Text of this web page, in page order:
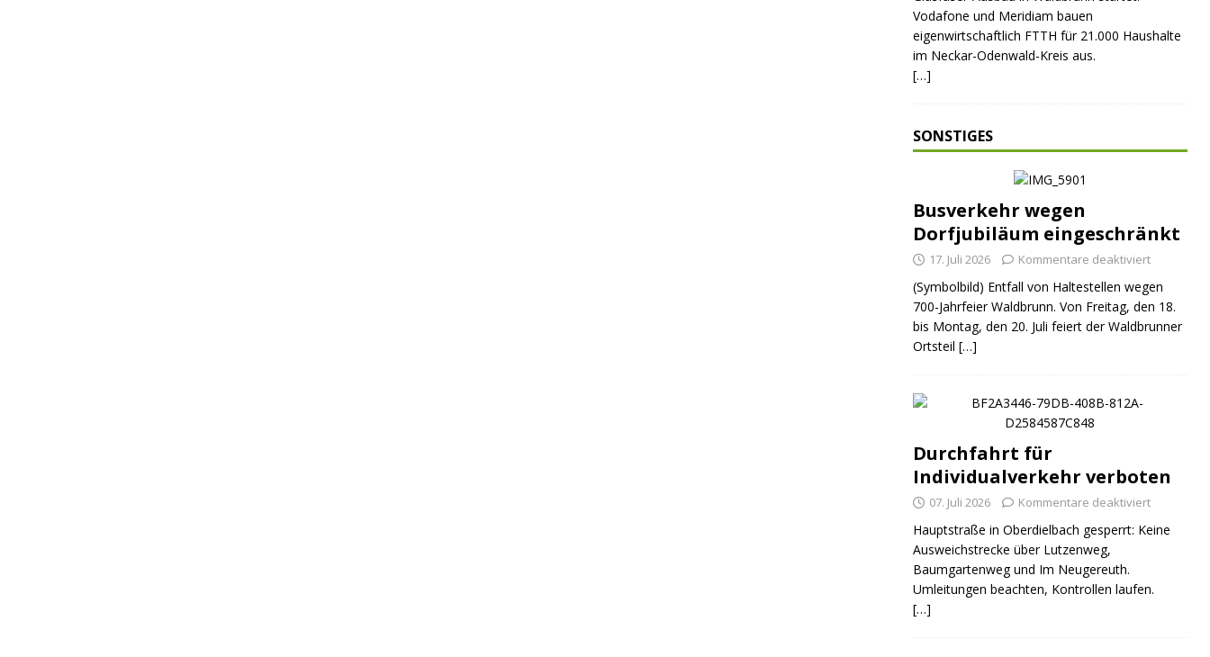
Vodafone und Meridiam bauen
eigenwirtschaftlich FTTH für 21.000 Haushalte
im Neckar-Odenwald-Kreis aus.
[…]
SONSTIGES
Busverkehr wegen
Dorfjubiläum eingeschränkt
17. Juli 2026 Kommentare deaktiviert
(Symbolbild) Entfall von Haltestellen wegen
700-Jahrfeier Waldbrunn. Von Freitag, den 18.
bis Montag, den 20. Juli feiert der Waldbrunner
Ortsteil […]
Durchfahrt für
Individualverkehr verboten
07. Juli 2026 Kommentare deaktiviert
Hauptstraße in Oberdielbach gesperrt: Keine
Ausweichstrecke über Lutzenweg,
Baumgartenweg und Im Neugereuth.
Umleitungen beachten, Kontrollen laufen.
[…]